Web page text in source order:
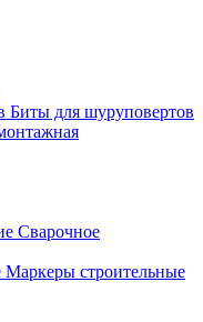
Биты для шуруповертов
Сварочное
Маркеры строительные